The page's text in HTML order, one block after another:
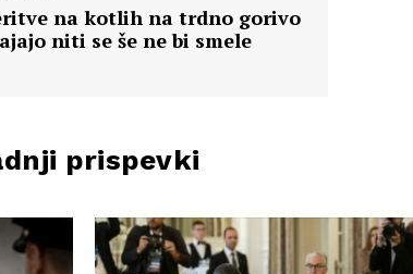
na kotlih na trdno gorivo
niti se še ne bi smele
prispevki